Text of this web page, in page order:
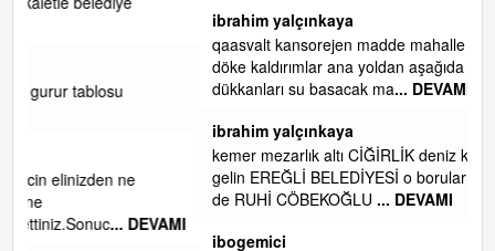
ibrahim yalçınkaya
qaasvalt kansorejen madde mahalle aralarında asvalt döke
döke kaldırımlar ana yoldan aşağıda kaldı bi yağmurda
dükkanları su basacak ma... DEVAMI
kemer mezarlık altı CİĞİRLİK deniz kenarına giden yola
gelin EREĞLİ BELEDİYESİ o boruları zamanında tüm ereğli
... DEVAMI